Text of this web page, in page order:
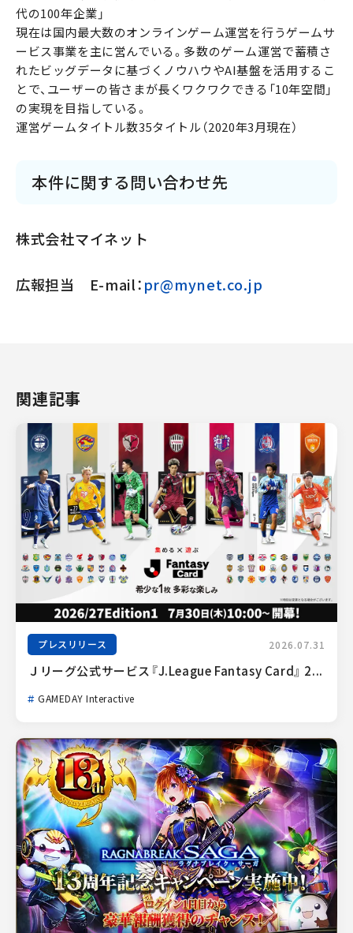
代の100年企業」
現在は国内最大数のオンラインゲーム運営を行うゲームサ
ービス事業を主に営んでいる。多数のゲーム運営で蓄積さ
れたビッグデータに基づくノウハウやAI基盤を活用するこ
とで、ユーザーの皆さまが長くワクワクできる「10年空間」
の実現を目指している。
運営ゲームタイトル数35タイトル（2020年3月現在）
本件に関する問い合わせ先
株式会社マイネット
広報担当 E-mail：pr@mynet.co.jp
関連記事
プレスリリース 2026.07.31
Ｊリーグ公式サービス『J.League Fantasy Card』 2...
GAMEDAY Interactive